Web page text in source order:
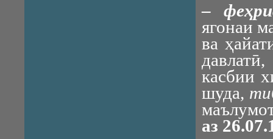
–
ягонаи
ва
касбии
шуда,
аз 26.07